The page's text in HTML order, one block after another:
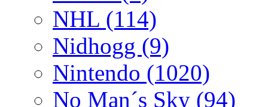
NHL (114)
Nidhogg (9)
Nintendo (1020)
No Man´s Sky (94)